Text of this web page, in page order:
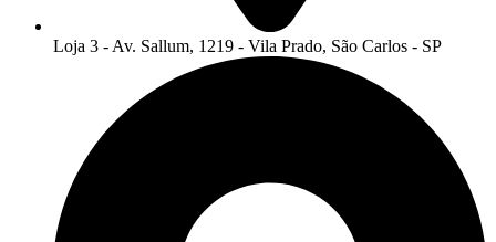
Loja 3 - Av. Sallum, 1219 - Vila Prado, São Carlos - SP